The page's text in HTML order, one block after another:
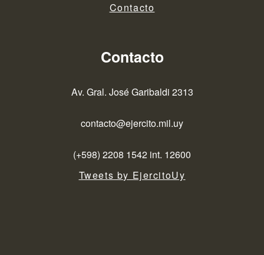
Contacto
Contacto
Av. Gral. José Garibaldi 2313
contacto@ejercito.mil.uy
(+598) 2208 1542 int. 12600
Tweets by EjercitoUy